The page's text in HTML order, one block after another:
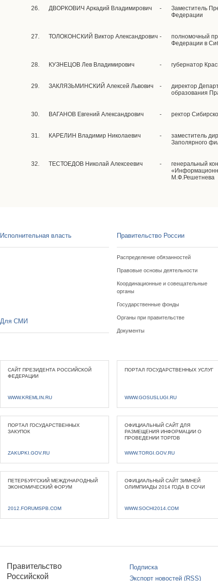
26. ДВОРКОВИЧ Аркадий Владимирович -
Заместитель
Федерации
27. ТОЛОКОНСКИЙ Виктор Александрович -
полномочный
Федерации в
28. КУЗНЕЦОВ Лев Владимирович - губернатор
29. ЗАКЛЯЗЬМИНСКИЙ Алексей Львович -
директор
образования
30. ВАГАНОВ Евгений Александрович - ректор
31. КАРЕЛИН Владимир Николаевич -
заместитель
Заполярного
32. ТЕСТОЕДОВ Николай Алексеевич -
генеральный
М.Ф.Решетнева
Исполнительная власть Правительство России
Распределение обязанностей
Правовые основы деятельности
Координационные и совещательные
органы
Государственные фонды
Органы при правительстве
Документы
Для СМИ
САЙТ ПРЕЗИДЕНТА РОССИЙСКОЙ
ФЕДЕРАЦИИ
WWW.KREMLIN.RU
ПОРТАЛ ГОСУДАРСТВЕННЫХ УСЛУГ
WWW.GOSUSLUGI.RU
ПОРТАЛ ГОСУДАРСТВЕННЫХ
ЗАКУПОК
ZAKUPKI.GOV.RU
ОФИЦИАЛЬНЫЙ САЙТ ДЛЯ
РАЗМЕЩЕНИЯ ИНФОРМАЦИИ О
ПРОВЕДЕНИИ ТОРГОВ
WWW.TORGI.GOV.RU
ПЕТЕРБУРГСКИЙ МЕЖДУНАРОДНЫЙ
ЭКОНОМИЧЕСКИЙ ФОРУМ
2012.FORUMSPB.COM
ОФИЦИАЛЬНЫЙ САЙТ ЗИМНЕЙ
ОЛИМПИАДЫ 2014 ГОДА В СОЧИ
WWW.SOCHI2014.COM
Правительство
Российской
Подписка
Экспорт новостей (RSS)